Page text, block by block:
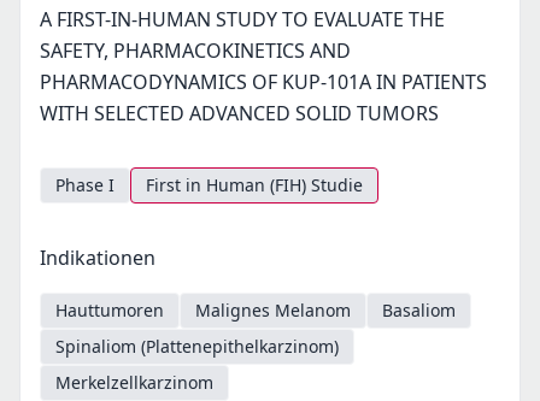
A FIRST-IN-HUMAN STUDY TO EVALUATE THE
SAFETY, PHARMACOKINETICS AND
PHARMACODYNAMICS OF KUP-101A IN PATIENTS
WITH SELECTED ADVANCED SOLID TUMORS
Phase I First in Human (FIH) Studie
Indikationen
Hauttumoren Malignes Melanom
Basaliom
Spinaliom (Plattenepithelkarzinom)
Merkelzellkarzinom